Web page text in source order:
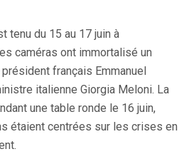
tenu du 15 au 17 juin à
caméras ont immortalisé un
français Emmanuel
italienne Giorgia Meloni. La
une table ronde le 16 juin,
étaient centrées sur les crises en